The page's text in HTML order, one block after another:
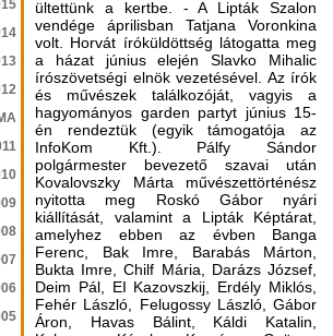
ültettünk a kertbe. - A Lipták Szalon
vendége áprilisban Tatjana Voronkina
volt. ­Horvát íróküldöttség látogatta meg
a házat június elején Slavko Mihalic
írószövetségi elnök vezetésével. ­Az írók
és művészek találkozóját, vagyis a
hagyományos garden partyt június 15-
én rendeztük (egyik támogatója az
InfoKom Kft.). Pálfy Sándor
polgármester bevezető sza­vai után
Kovalovszky Márta művé­szettörténész
nyitotta meg Roskó Gábor nyári
kiállítását, valamint a Lipták Képtárat,
amelyhez ebben az évben Banga
Ferenc, Bak Imre, Ba­rabás Márton,
Bukta Imre, Chilf Má­ria, Darázs József,
Deim Pál, EI Kazovszkij, Erdély Miklós,
Fehér László, Felugossy László, Gábor
Áron, Havas Bálint, Káldi Katalin,